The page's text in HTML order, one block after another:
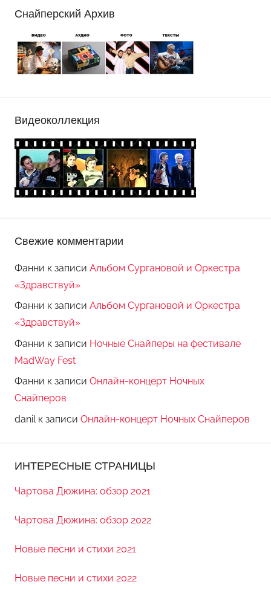
Снайперский Архив
Видеоколлекция
Свежие комментарии
Фанни к записи Альбом Сургановой и Оркестра
«Здравствуй»
Фанни к записи Альбом Сургановой и Оркестра
«Здравствуй»
Фанни к записи Ночные Снайперы на фестивале
MadWay Fest
Фанни к записи Онлайн-концерт Ночных
Снайперов
danil к записи Онлайн-концерт Ночных Снайперов
ИНТЕРЕСНЫЕ СТРАНИЦЫ
Чартова Дюжина: обзор 2021
Чартова Дюжина: обзор 2022
Новые песни и стихи 2021
Новые песни и стихи 2022